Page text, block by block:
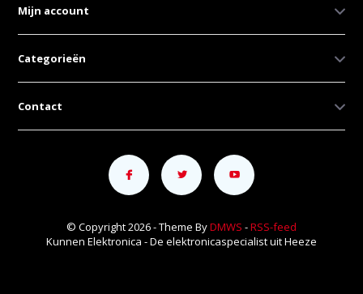
Mijn account
Categorieën
Contact
© Copyright 2026 - Theme ByDMWS -RSS-feed
Kunnen Elektronica - De elektronicaspecialist uit Heeze